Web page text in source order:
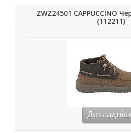
ZWZ24501 CAPPUCCINO
(112211)